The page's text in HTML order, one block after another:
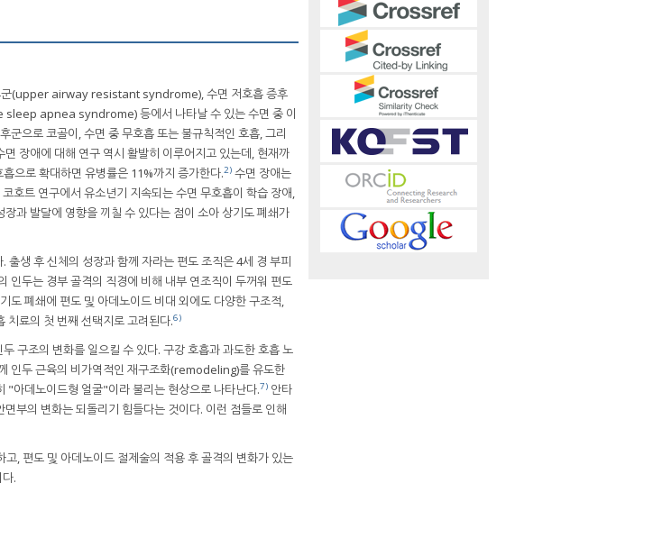
(upper airway resistant syndrome), 수면 저호흡 증후
apnea syndrome) 등에서 나타날 수 있는 수면 중 이
군으로 코골이, 수면 중 무호흡 또는 불규칙적인 호흡, 그리
장애에 대해 연구 역시 활발히 이루어지고 있는데, 현재까
으로 확대하면 유병률은 11%까지 증가한다.2) 수면 장애는
호트 연구에서 유소년기 지속되는 수면 무호흡이 학습 장애,
장과 발달에 영향을 끼칠 수 있다는 점이 소아 상기도 폐쇄가
생 후 신체의 성장과 함께 자라는 편도 조직은 4세 경 부피
인두는 경부 골격의 직경에 비해 내부 연조직이 두꺼워 편도
도 폐쇄에 편도 및 아데노이드 비대 외에도 다양한 구조적,
치료의 첫 번째 선택지로 고려된다.6)
구조의 변화를 일으킬 수 있다. 구강 호흡과 과도한 호흡 노
인두 근육의 비가역적인 재구조화(remodeling)를 유도한
"아데노이드형 얼굴"이라 불리는 현상으로 나타난다.7) 안타
부의 변화는 되돌리기 힘들다는 것이다. 이런 점들로 인해
, 편도 및 아데노이드 절제술의 적용 후 골격의 변화가 있는
.